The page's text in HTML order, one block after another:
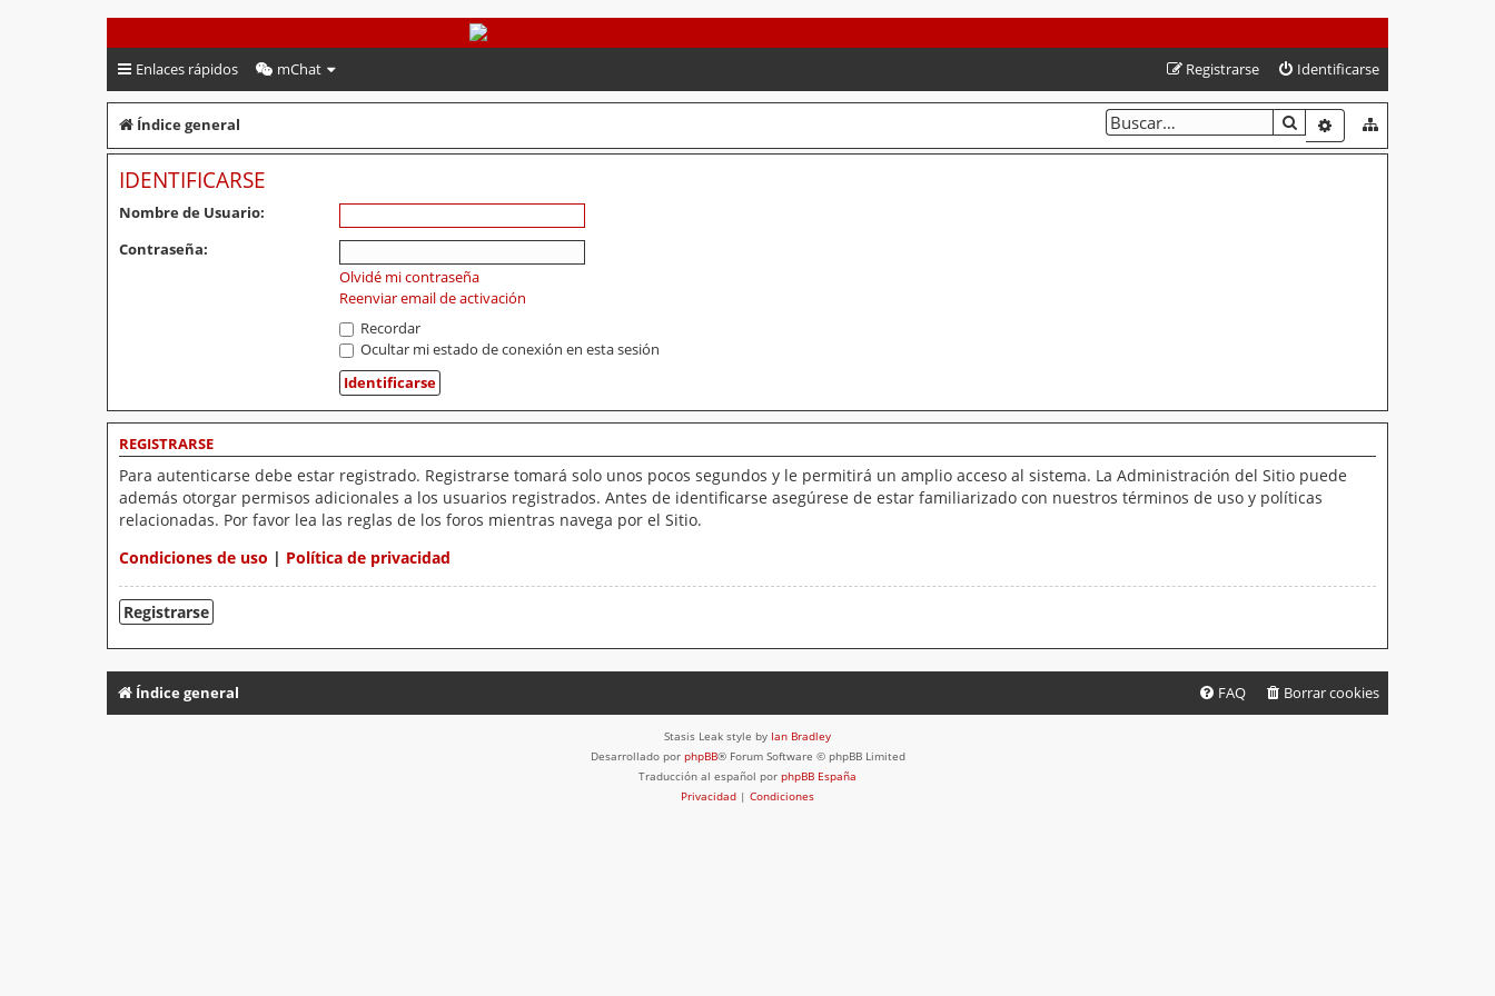
PeruVoley.com
Enlaces rápidos mChat Identificarse
Registrarse
Índice general BUSCARBÚSQUEDA
IDENTIFICARSE
Nombre de Usuario:
Contraseña:
Olvidé mi contraseña
Reenviar email de activación
Recordar
Ocultar mi estado de conexión en esta sesión
REGISTRARSE
Para autenticarse debe estar registrado. Registrarse tomará solo unos pocos segundos y le permitirá un amplio acceso al sistema. La Administración del Sitio puede
además otorgar permisos adicionales a los usuarios registrados. Antes de identificarse asegúrese de estar familiarizado con nuestros términos de uso y políticas
relacionadas. Por favor lea las reglas de los foros mientras navega por el Sitio.
Condiciones de uso | Política de privacidad
Registrarse
Índice general Borrar cookies
FAQ
Stasis Leak style by Ian Bradley
Desarrollado por phpBB® Forum Software © phpBB Limited
Traducción al español por phpBB España
Privacidad | Condiciones